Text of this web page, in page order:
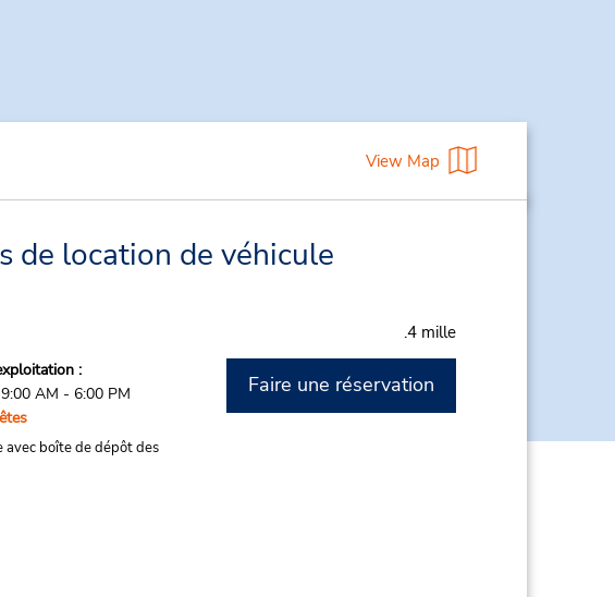
View Map
de location de véhicule
.4 mille
:
AM - 6:00 PM
avec boîte de dépôt des
Faire une réservation